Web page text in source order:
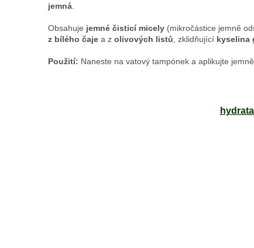
jemná
Obsahuje jemné čisticí micely (mikročástice jemně
z bílého čaje a z olivových listů , zklidňující kyselina
Použití: Naneste na vatový tampónek a aplikujte